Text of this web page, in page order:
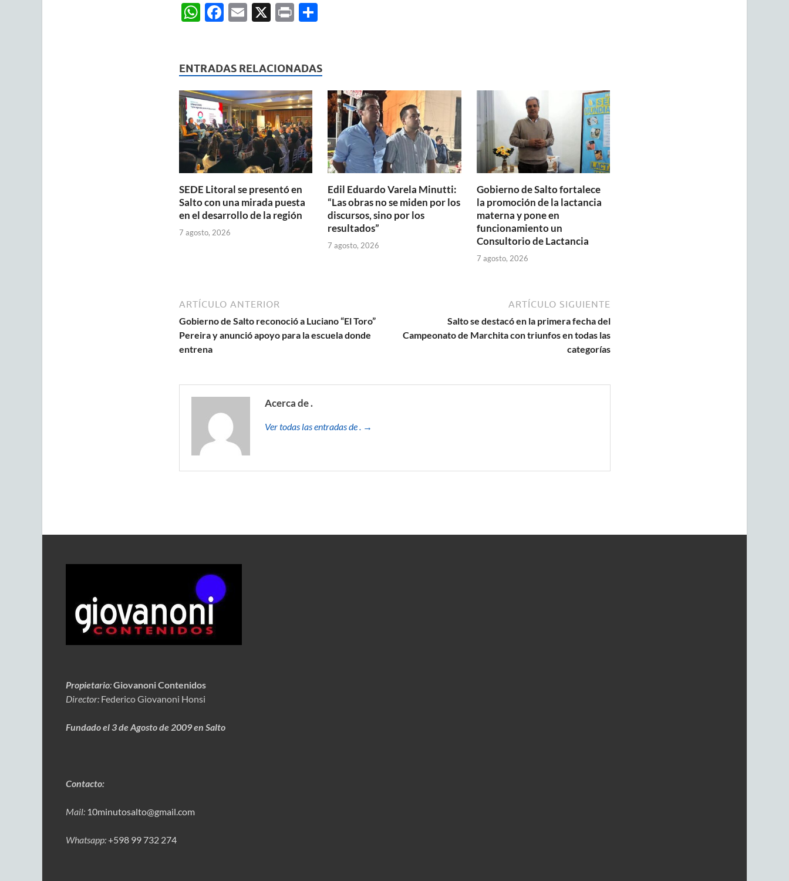
W
s
A
p
p
F
b
o
o
k
E X P C
p
ar
ti
ENTRADAS RELACIONADAS
SEDE Litoral se presentó en
Salto con una mirada puesta
en el desarrollo de la región
7 agosto, 2026
Edil Eduardo Varela Minutti:
“Las obras no se miden por los
discursos, sino por los
resultados”
7 agosto, 2026
Gobierno de Salto fortalece
la promoción de la lactancia
materna y pone en
funcionamiento un
Consultorio de Lactancia
7 agosto, 2026
ARTÍCULO ANTERIOR
Gobierno de Salto reconoció a Luciano “El Toro”
Pereira y anunció apoyo para la escuela donde
entrena
ARTÍCULO SIGUIENTE
Salto se destacó en la primera fecha del
Campeonato de Marchita con triunfos en todas las
categorías
Acerca de .
Ver todas las entradas de . →
Propietario:Giovanoni Contenidos
Director: Federico Giovanoni Honsi
Fundado el 3 de Agosto de 2009 en Salto
Contacto:
Mail: 10minutosalto@gmail.com
Whatsapp:+598 99 732 274